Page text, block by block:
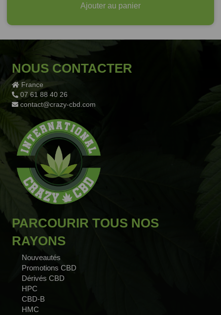
59,90€.24,90€.
Ajouter au panier
NOUS CONTACTER
France
07 61 88 40 26
contact@crazy-cbd.com
PARCOURIR TOUS NOS
RAYONS
Nouveautés
Promotions CBD
Dérivés CBD
HPC
CBD-B
HMC